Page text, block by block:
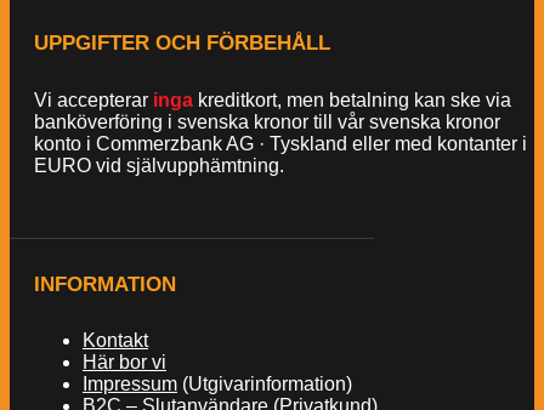
UPPGIFTER OCH FÖRBEHÅLL
Vi accepterar inga kreditkort, men betalning kan ske via
banköverföring i svenska kronor till vår svenska kronor
konto i Commerzbank AG · Tyskland eller med kontanter i
EURO vid självupphämtning.
INFORMATION
Kontakt
Här bor vi
Impressum (Utgivarinformation)